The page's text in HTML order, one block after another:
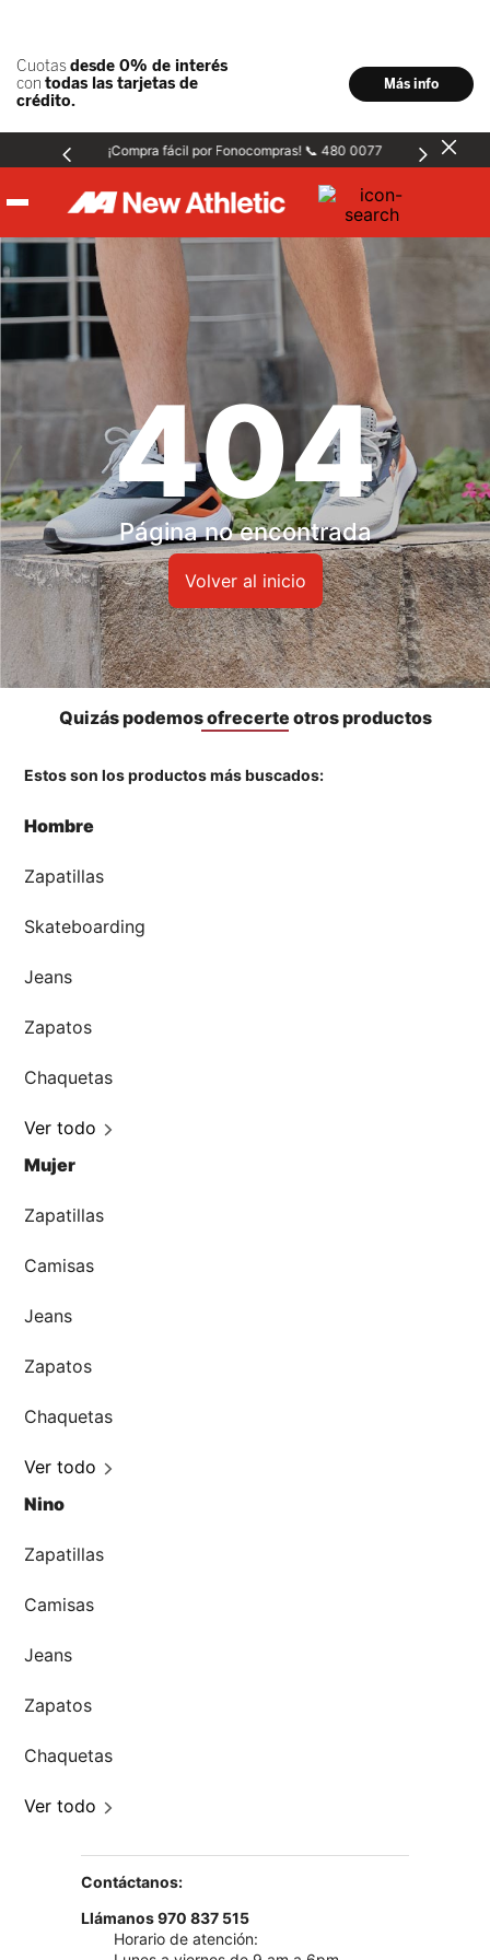
¡Compra fácil por Fonocompras! 📞 480 0077
Hombre
Mujer
Niños
Accesorios
🏃‍♀️🏃‍♂️ Zona del Hincha
👀 Lo Nuevo
🤑 Zona Outlet
Tiendas
404
Página no encontrada
Volver al inicio
Quizás podemos ofrecerte otros productos
Estos son los productos más buscados:
Hombre
Zapatillas
Skateboarding
Jeans
Zapatos
Chaquetas
Ver todo
Mujer
Zapatillas
Camisas
Jeans
Zapatos
Chaquetas
Ver todo
Nino
Zapatillas
Camisas
Jeans
Zapatos
Chaquetas
Ver todo
Contáctanos:
Llámanos 970 837 515
Horario de atención: